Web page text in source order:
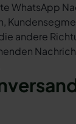
WhatsApp
andere